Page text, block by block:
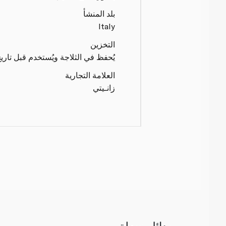
بلد المنشأ
Italy
التخزين
يُحفظ في الثلاجة ويُستخدم قبل تاريخ
العلامة التجارية
زانـيتي